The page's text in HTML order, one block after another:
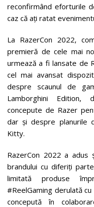
reconfirmând eforturile
caz că ați ratat
La RazerCon 2022,
premieră de cele mai
urmează a fi lansate de
cel mai avansat
despre scaunul de
Lamborghini Edition,
concepute de Razer
dar și despre planurile
Kitty.
RazerCon 2022 a adus
brandului cu diferiți
limitată produse
#ReelGaming derulată
concepută în